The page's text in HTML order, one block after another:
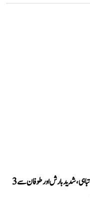
فلپائن میں خراب موسم نے مچائی تباہی، شدید بارش اور طوفان سے 3